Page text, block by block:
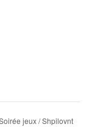
jeux / Shpilovnt